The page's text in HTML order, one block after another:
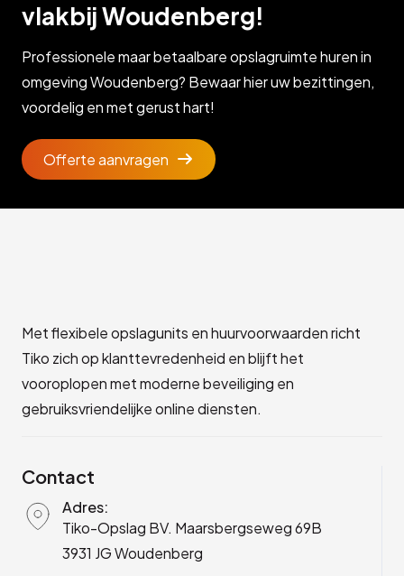
vlakbij Woudenberg!
Professionele maar betaalbare opslagruimte huren in
omgeving Woudenberg? Bewaar hier uw bezittingen,
voordelig en met gerust hart!
Offerte aanvragen
Met flexibele opslagunits en huurvoorwaarden richt
Tiko zich op klanttevredenheid en blijft het
vooroplopen met moderne beveiliging en
gebruiksvriendelijke online diensten.
Contact
Adres:
Tiko-Opslag BV. Maarsbergseweg 69B
3931 JG Woudenberg